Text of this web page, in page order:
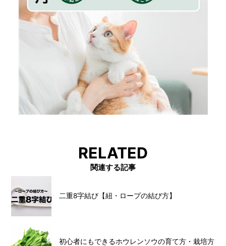
RELATED
関連する記事
二重8字結び【紐・ロープの結び方】
初心者にもできるホウレンソウの育て方・栽培方